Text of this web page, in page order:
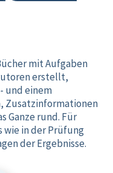
mit Aufgaben
erstellt,
und einem
Zusatzinformationen
Ganze rund. Für
in der Prüfung
der Ergebnisse.